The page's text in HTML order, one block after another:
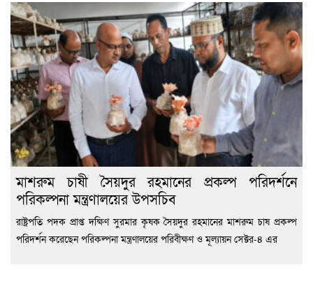
মাশরুম চাষী সৈয়দুর রহমানের প্রকল্প পরিদর্শনে
পরিকল্পনা মন্ত্রণালয়ের উপসচিব
রাষ্ট্রপতি পদক প্রাপ্ত দক্ষিণ সুরমার কৃষক সৈয়দুর রহমানের মাশরুম চাষ প্রকল্প
পরিদর্শন করেছেন পরিকল্পনা মন্ত্রণালয়ের পরিবীক্ষণ ও মূল্যায়ন সেক্টর-৪ এর